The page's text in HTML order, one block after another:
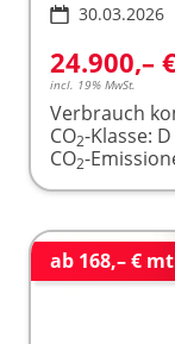
30.03.2026
24.900,–
incl. 19% MwSt.
Verbrauch
CO2-Klasse: D
CO2-
ab 168,– €